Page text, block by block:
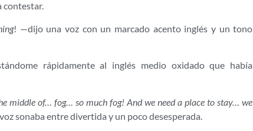
contestar.
! —dijo una voz con un marcado acento inglés y un tono
rápidamente al inglés medio oxidado que había
middle of… fog… so much fog! And we need a place to stay… we
sonaba entre divertida y un poco desesperada.